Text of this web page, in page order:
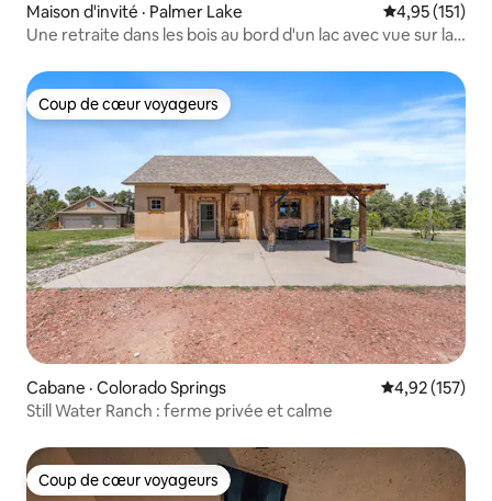
Maison d'invité · Palmer Lake Note
4,95 (151)
Une retraite dans les bois au bord d'un lac avec vue sur la
Coup de cœur voyageurs
Coup de cœur voyageurs
Cabane · Colorado Springs Note
4,92 (157)
Still Water Ranch : ferme privée et calme
Coup de cœur voyageurs
Coup de cœur voyageurs